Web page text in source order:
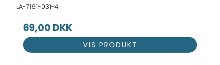
LA-7161-031-4
69,00 DKK
VIS PRODUKT